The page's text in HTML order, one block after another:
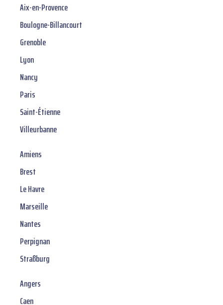
Aix-en-Provence
Boulogne-Billancourt
Grenoble
Lyon
Nancy
Paris
Saint-Étienne
Villeurbanne
Amiens
Brest
Le Havre
Marseille
Nantes
Perpignan
Straßburg
Angers
Caen